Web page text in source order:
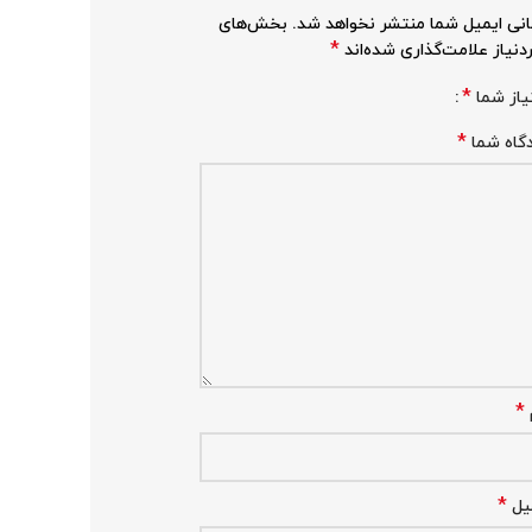
ایمیل شما منتشر نخواهد شد. بخش‌های
علامت‌گذاری شده‌اند*
شما*
شما*
*
*